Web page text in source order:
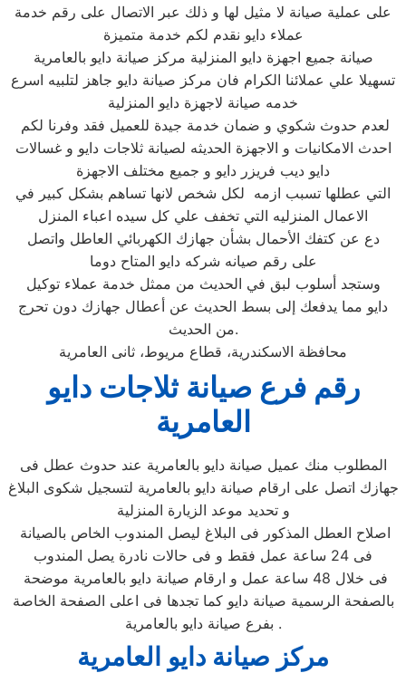
على عملية صيانة لا مثيل لها و ذلك عبر الاتصال على رقم خدمة
عملاء دايو نقدم لكم خدمة متميزة
صيانة جميع اجهزة دايو المنزلية مركز صيانة دايو بالعامرية
تسهيلا علي عملائنا الكرام فان مركز صيانة دايو جاهز لتلبيه اسرع
خدمه صيانة لاجهزة دايو المنزلية
احدث الامكانيات و الاجهزة الحديثه لصيانة ثلاجات دايو و غسالات
دايو ديب فريزر دايو و جميع مختلف الاجهزة
التي عطلها تسبب ازمه لكل شخص لانها تساهم بشكل كبير في
الاعمال المنزليه التي تخفف علي كل سيده اعباء المنزل
دع عن كتفك الأحمال بشأن جهازك الكهربائي العاطل واتصل
على رقم صيانه شركه دايو المتاح دوما
وستجد أسلوب لبق في الحديث من ممثل خدمة عملاء توكيل
دايو مما يدفعك إلى بسط الحديث عن أعطال جهازك دون تحرج
من الحديث.
محافظة الاسكندرية، قطاع مريوط، ثانى العامرية
رقم فرع صيانة ثلاجات دايو
العامرية
المطلوب منك عميل صيانة دايو بالعامرية عند حدوث عطل فى
جهازك اتصل على ارقام صيانة دايو بالعامرية لتسجيل شكوى البلاغ
و تحديد موعد الزيارة المنزلية
فى 24 ساعة عمل فقط و فى حالات نادرة يصل المندوب
بالصفحة الرسمية صيانة دايو كما تجدها فى اعلى الصفحة الخاصة
بفرع صيانة دايو بالعامرية .
مركز صيانة دايو العامرية